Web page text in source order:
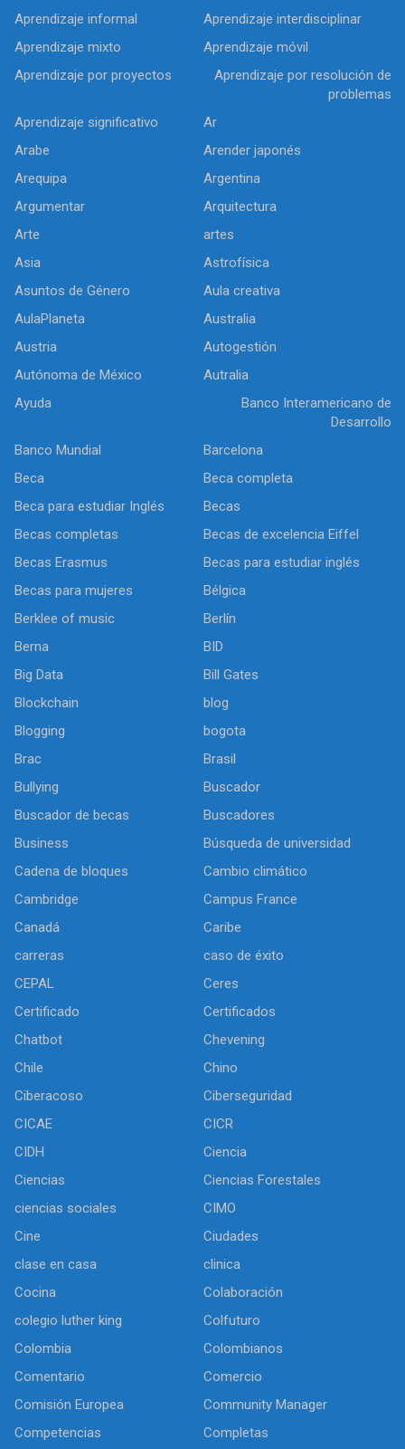
Aprendizaje informal
Aprendizaje interdisciplinar
Aprendizaje mixto
Aprendizaje móvil
Aprendizaje por proyectos
Aprendizaje por resolución de
problemas
Aprendizaje significativo
Ar
Arabe
Arender japonés
Arequipa
Argentina
Argumentar
Arquitectura
Arte
artes
Asia
Astrofísica
Asuntos de Género
Aula creativa
AulaPlaneta
Australia
Austria
Autogestión
Autónoma de México
Autralia
Ayuda
Banco Interamericano de
Desarrollo
Banco Mundial
Barcelona
Beca
Beca completa
Beca para estudiar Inglés
Becas
Becas completas
Becas de excelencia Eiffel
Becas Erasmus
Becas para estudiar inglés
Becas para mujeres
Bélgica
Berklee of music
Berlín
Berna
BID
Big Data
Bill Gates
Blockchain
blog
Blogging
bogota
Brac
Brasil
Bullying
Buscador
Buscador de becas
Buscadores
Business
Búsqueda de universidad
Cadena de bloques
Cambio climático
Cambridge
Campus France
Canadá
Caribe
carreras
caso de éxito
CEPAL
Ceres
Certificado
Certificados
Chatbot
Chevening
Chile
Chino
Ciberacoso
Ciberseguridad
CICAE
CICR
CIDH
Ciencia
Ciencias
Ciencias Forestales
ciencias sociales
CIMO
Cine
Ciudades
clase en casa
clinica
Cocina
Colaboración
colegio luther king
Colfuturo
Colombia
Colombianos
Comentario
Comercio
Comisión Europea
Community Manager
Competencias
Completas